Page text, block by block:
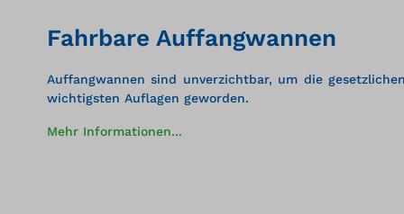
Fahrbare Auffangwannen
Auffangwannen sind unverzichtbar, um die
wichtigsten Auflagen geworden.
Mehr Informationen...